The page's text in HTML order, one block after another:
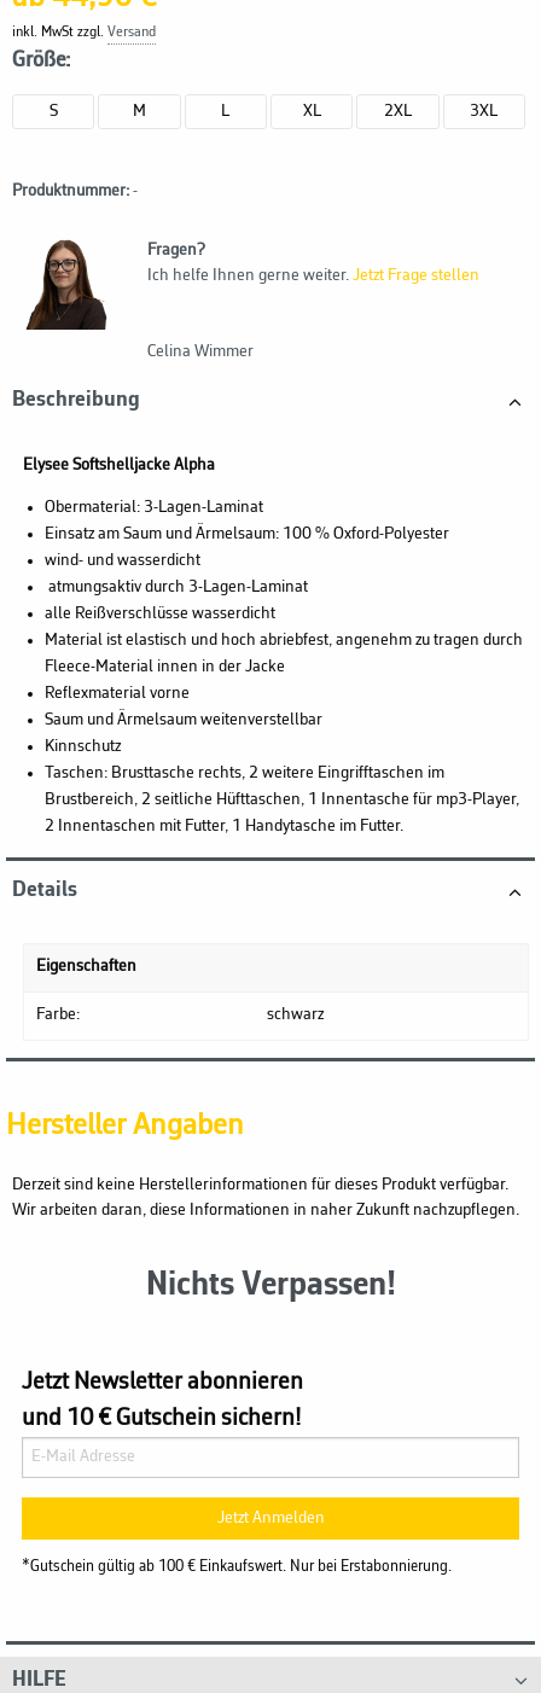
inkl. MwSt zzgl. Versand
Größe:
S M L XL 2XL 3XL
Produktnummer: -
Fragen?
Ich helfe Ihnen gerne weiter. Jetzt Frage stellen
Celina Wimmer
Beschreibung
Elysee Softshelljacke Alpha
Obermaterial: 3-Lagen-Laminat
Einsatz am Saum und Ärmelsaum: 100 % Oxford-Polyester
wind- und wasserdicht
atmungsaktiv durch 3-Lagen-Laminat
alle Reißverschlüsse wasserdicht
Material ist elastisch und hoch abriebfest, angenehm zu tragen durch
Fleece-Material innen in der Jacke
Reflexmaterial vorne
Saum und Ärmelsaum weitenverstellbar
Kinnschutz
Taschen: Brusttasche rechts, 2 weitere Eingrifftaschen im
Brustbereich, 2 seitliche Hüfttaschen, 1 Innentasche für mp3-Player,
2 Innentaschen mit Futter, 1 Handytasche im Futter.
Details
Eigenschaften
Farbe: schwarz
Hersteller Angaben
Derzeit sind keine Herstellerinformationen für dieses Produkt verfügbar.
Wir arbeiten daran, diese Informationen in naher Zukunft nachzupflegen.
Nichts Verpassen!
Jetzt Newsletter abonnieren
und 10 € Gutschein sichern!
Jetzt Anmelden
*Gutschein gültig ab 100 € Einkaufswert. Nur bei Erstabonnierung.
HILFE